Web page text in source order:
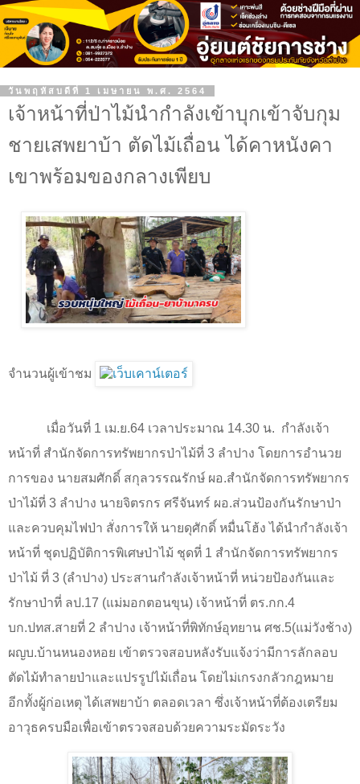
วันพฤหัสบดีที่ 1 เมษายน พ.ศ. 2564
เจ้าหน้าที่ป่าไม้นำกำลังเข้าบุกเข้าจับกุม
ชายเสพยาบ้า ตัดไม้เถื่อน ได้คาหนังคา
เขาพร้อมของกลางเพียบ
จำนวนผู้เข้าชม
เมื่อวันที่ 1 เม.ย.64 เวลาประมาณ 14.30 น. กำลังเจ้า
หน้าที่ สำนักจัดการทรัพยากรป่าไม้ที่ 3 ลำปาง โดยการอำนวย
การของ นายสมศักดิ์ สกุลวรรณรักษ์ ผอ.สำนักจัดการทรัพยากร
ป่าไม้ที่ 3 ลำปาง นายจิตรกร ศรีจันทร์ ผอ.ส่วนป้องกันรักษาป่า
และควบคุมไฟป่า สั่งการให้ นายดุศักดิ์ หมื่นโฮ้ง ได้นำกำลังเจ้า
หน้าที่ ชุดปฏิบัติการพิเศษป่าไม้ ชุดที่ 1 สำนักจัดการทรัพยากร
ป่าไม้ ที่ 3 (ลำปาง) ประสานกำลังเจ้าหน้าที่ หน่วยป้องกันและ
รักษาป่าที่ ลป.17 (แม่มอกตอนขุน) เจ้าหน้าที่ ตร.กก.4
บก.ปทส.สายที่ 2 ลำปาง เจ้าหน้าที่พิทักษ์อุทยาน ศช.5(แม่วังช้าง)
ผญบ.บ้านหนองหอย เข้าตรวจสอบหลังรับแจ้งว่ามีการลักลอบ
ตัดไม้ทำลายป่าและแปรรูปไม้เถื่อน โดยไม่เกรงกลัวกฎหมาย
อีกทั้งผู้ก่อเหตุ ได้เสพยาบ้า ตลอดเวลา ซึ่งเจ้าหน้าที่ต้องเตรียม
อาวุธครบมือเพื่อเข้าตรวจสอบด้วยความระมัดระวัง